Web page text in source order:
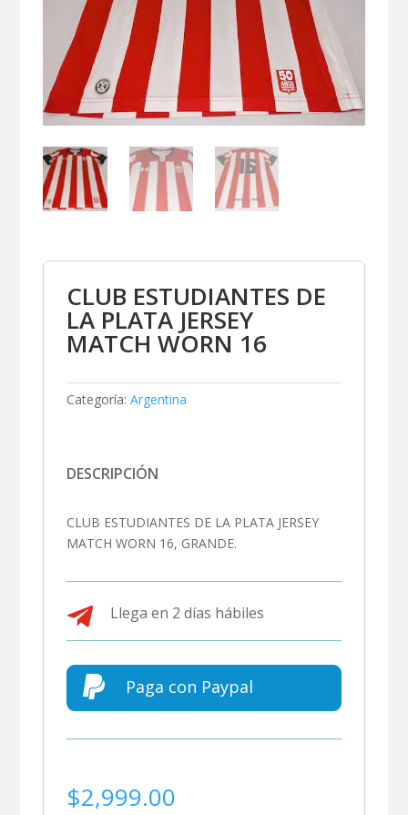
CLUB ESTUDIANTES DE
LA PLATA JERSEY
MATCH WORN 16
Categoría: Argentina
DESCRIPCIÓN
CLUB ESTUDIANTES DE LA PLATA JERSEY
MATCH WORN 16, GRANDE.
 Llega en 2 días hábiles
 Paga con Paypal
$2,999.00